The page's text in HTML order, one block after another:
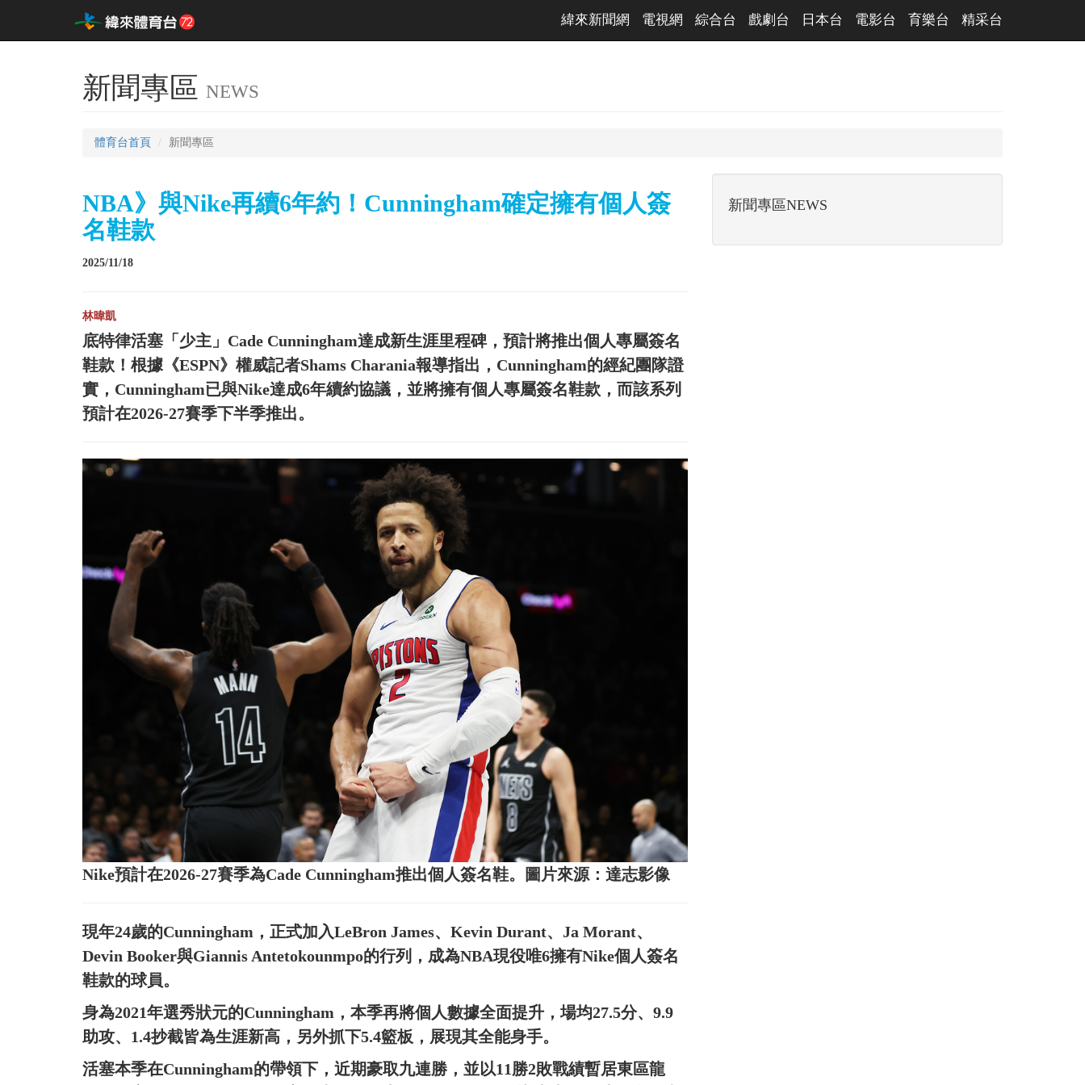
緯來新聞網 電視網 綜合台 戲劇台 日本台 電影台 育樂台 精采台
新聞專區 NEWS
體育台首頁 新聞專區
NBA》與Nike再續6年約！Cunningham確定擁有個人簽
名鞋款
2025/11/18
林暐凱
底特律活塞「少主」Cade Cunningham達成新生涯里程碑，預計將推出個人專屬簽名
鞋款！根據《ESPN》權威記者Shams Charania報導指出，Cunningham的經紀團隊證
實，Cunningham已與Nike達成6年續約協議，並將擁有個人專屬簽名鞋款，而該系列
預計在2026-27賽季下半季推出。
Nike預計在2026-27賽季為Cade Cunningham推出個人簽名鞋。圖片來源：達志影像
現年24歲的Cunningham，正式加入LeBron James、Kevin Durant、Ja Morant、
Devin Booker與Giannis Antetokounmpo的行列，成為NBA現役唯6擁有Nike個人簽名
鞋款的球員。
身為2021年選秀狀元的Cunningham，本季再將個人數據全面提升，場均27.5分、9.9
助攻、1.4抄截皆為生涯新高，另外抓下5.4籃板，展現其全能身手。
活塞本季在Cunningham的帶領下，近期豪取九連勝，並以11勝2敗戰績暫居東區龍
新聞專區NEWS